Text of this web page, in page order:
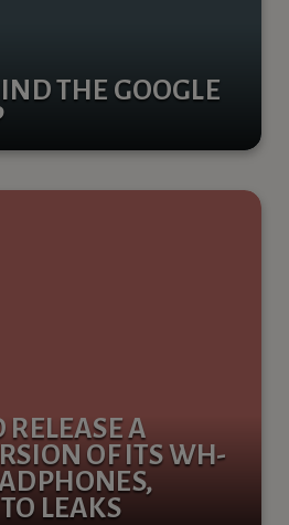
THE GOOGLE
RELEASE A
OF ITS WH-
LEAKS